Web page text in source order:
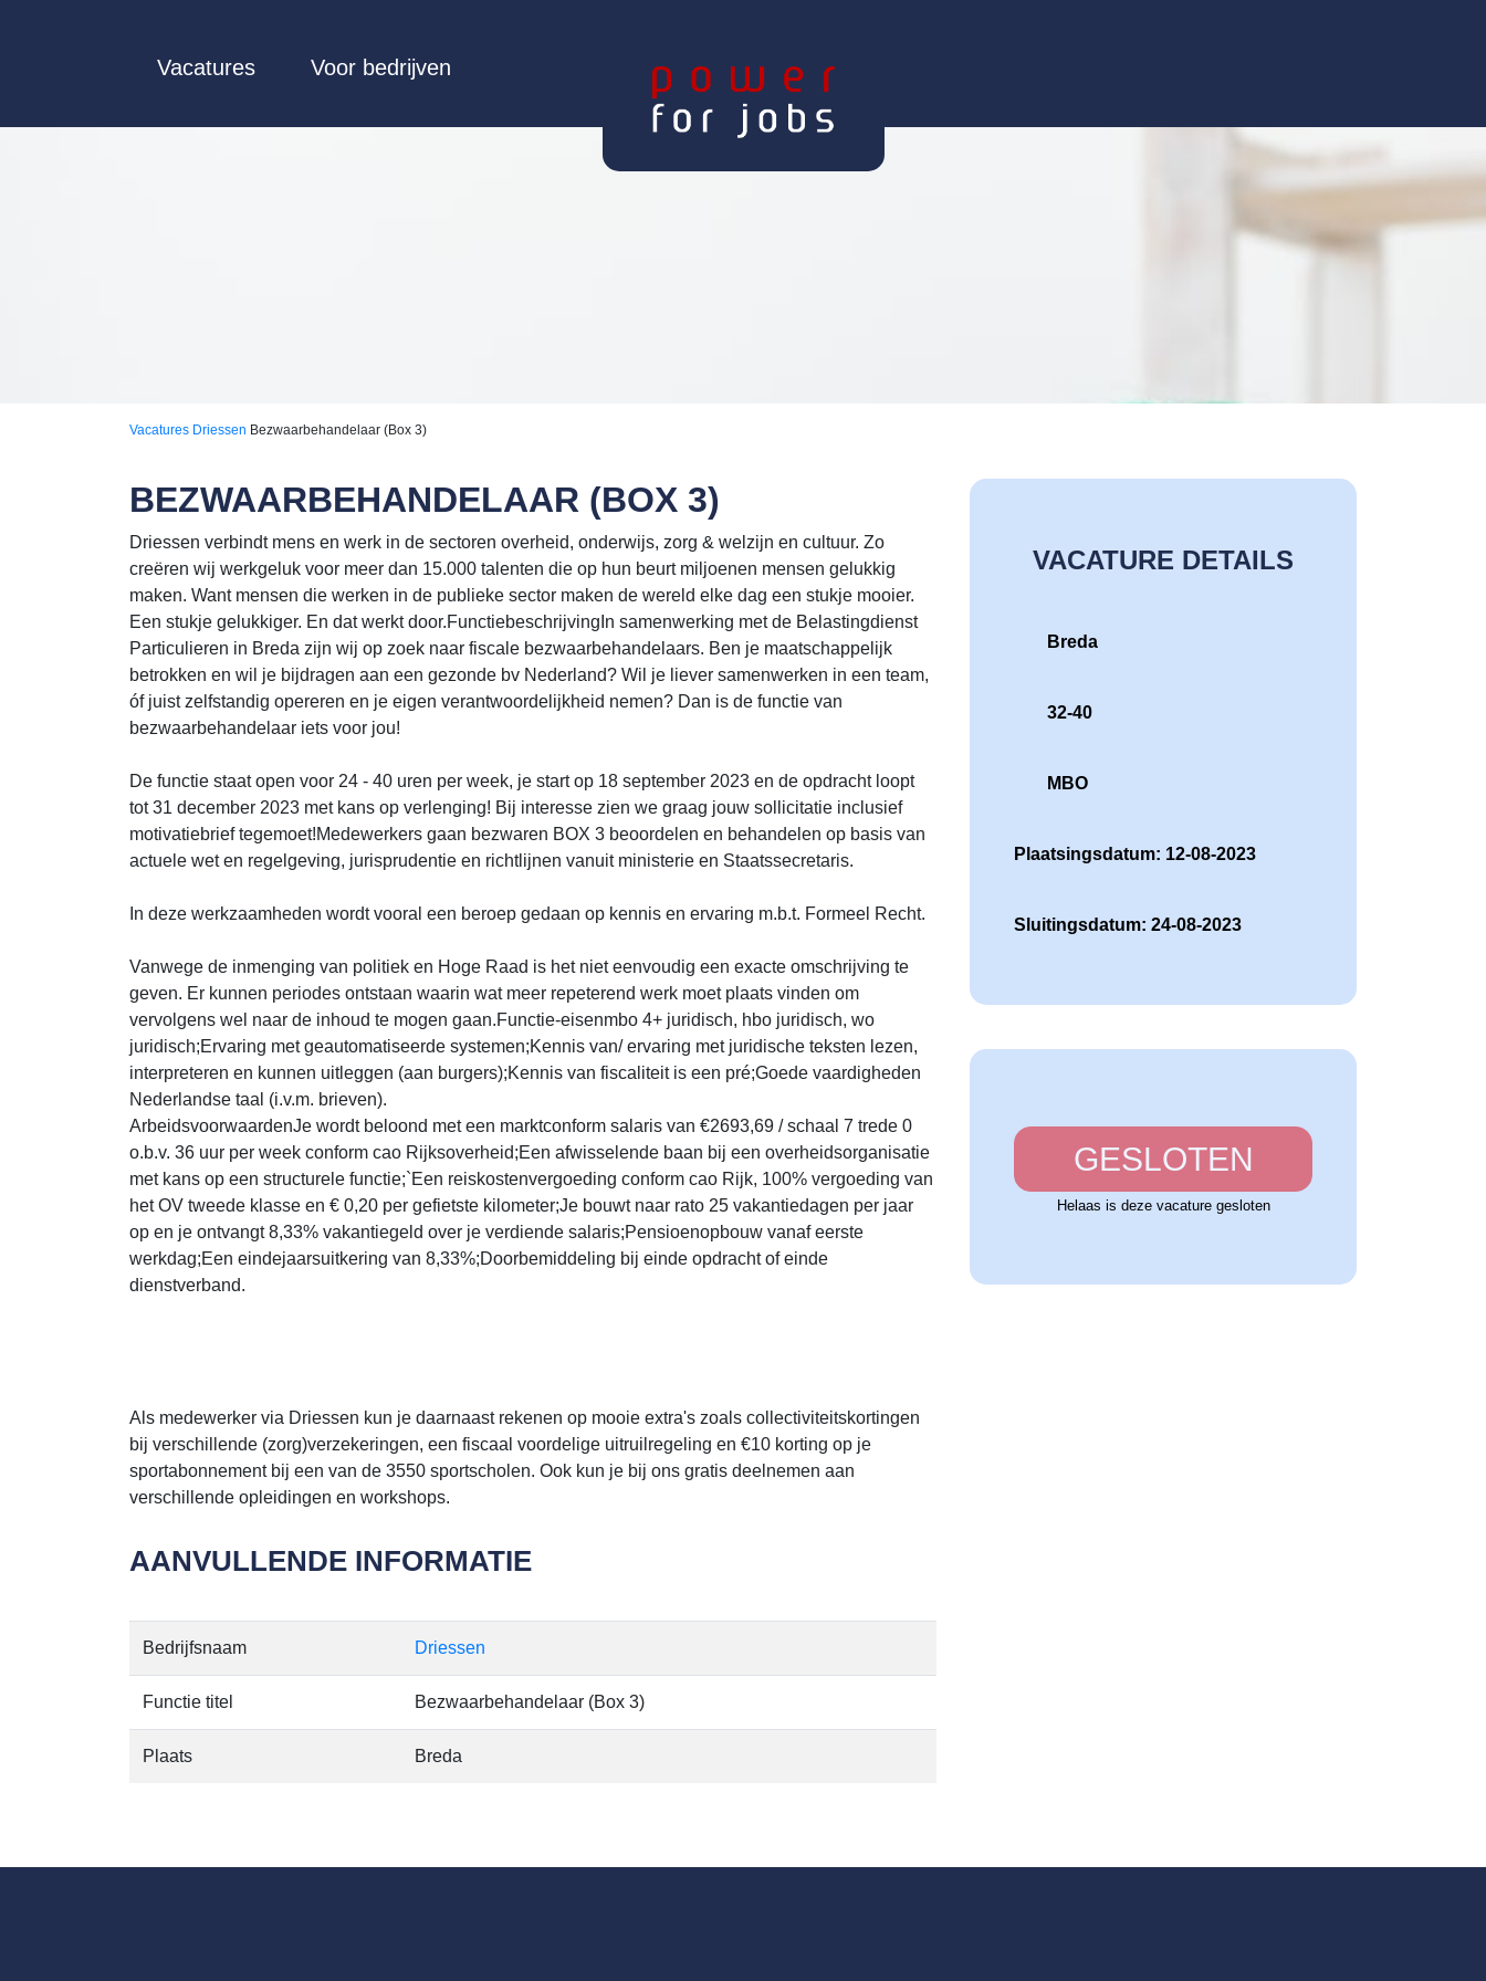
Vacatures Voor bedrijven
Vacatures Driessen Bezwaarbehandelaar (Box 3)
BEZWAARBEHANDELAAR (BOX 3)
Driessen verbindt mens en werk in de sectoren overheid, onderwijs, zorg & welzijn en cultuur. Zo
creëren wij werkgeluk voor meer dan 15.000 talenten die op hun beurt miljoenen mensen gelukkig
maken. Want mensen die werken in de publieke sector maken de wereld elke dag een stukje mooier.
Een stukje gelukkiger. En dat werkt door.FunctiebeschrijvingIn samenwerking met de Belastingdienst
Particulieren in Breda zijn wij op zoek naar fiscale bezwaarbehandelaars. Ben je maatschappelijk
betrokken en wil je bijdragen aan een gezonde bv Nederland? Wil je liever samenwerken in een team,
óf juist zelfstandig opereren en je eigen verantwoordelijkheid nemen? Dan is de functie van
bezwaarbehandelaar iets voor jou!
De functie staat open voor 24 - 40 uren per week, je start op 18 september 2023 en de opdracht loopt
tot 31 december 2023 met kans op verlenging! Bij interesse zien we graag jouw sollicitatie inclusief
motivatiebrief tegemoet!Medewerkers gaan bezwaren BOX 3 beoordelen en behandelen op basis van
actuele wet en regelgeving, jurisprudentie en richtlijnen vanuit ministerie en Staatssecretaris.
In deze werkzaamheden wordt vooral een beroep gedaan op kennis en ervaring m.b.t. Formeel Recht.
Vanwege de inmenging van politiek en Hoge Raad is het niet eenvoudig een exacte omschrijving te
geven. Er kunnen periodes ontstaan waarin wat meer repeterend werk moet plaats vinden om
vervolgens wel naar de inhoud te mogen gaan.Functie-eisenmbo 4+ juridisch, hbo juridisch, wo
juridisch;Ervaring met geautomatiseerde systemen;Kennis van/ ervaring met juridische teksten lezen,
interpreteren en kunnen uitleggen (aan burgers);Kennis van fiscaliteit is een pré;Goede vaardigheden
Nederlandse taal (i.v.m. brieven).
ArbeidsvoorwaardenJe wordt beloond met een marktconform salaris van €2693,69 / schaal 7 trede 0
o.b.v. 36 uur per week conform cao Rijksoverheid;Een afwisselende baan bij een overheidsorganisatie
met kans op een structurele functie;`Een reiskostenvergoeding conform cao Rijk, 100% vergoeding van
het OV tweede klasse en € 0,20 per gefietste kilometer;Je bouwt naar rato 25 vakantiedagen per jaar
op en je ontvangt 8,33% vakantiegeld over je verdiende salaris;Pensioenopbouw vanaf eerste
werkdag;Een eindejaarsuitkering van 8,33%;Doorbemiddeling bij einde opdracht of einde
dienstverband.
Als medewerker via Driessen kun je daarnaast rekenen op mooie extra's zoals collectiviteitskortingen
bij verschillende (zorg)verzekeringen, een fiscaal voordelige uitruilregeling en €10 korting op je
sportabonnement bij een van de 3550 sportscholen. Ook kun je bij ons gratis deelnemen aan
verschillende opleidingen en workshops.
AANVULLENDE INFORMATIE
Bedrijfsnaam Driessen
Functie titel Bezwaarbehandelaar (Box 3)
Plaats Breda
VACATURE DETAILS
Breda
32-40
MBO
Plaatsingsdatum: 12-08-2023
Sluitingsdatum: 24-08-2023
GESLOTEN
Helaas is deze vacature gesloten